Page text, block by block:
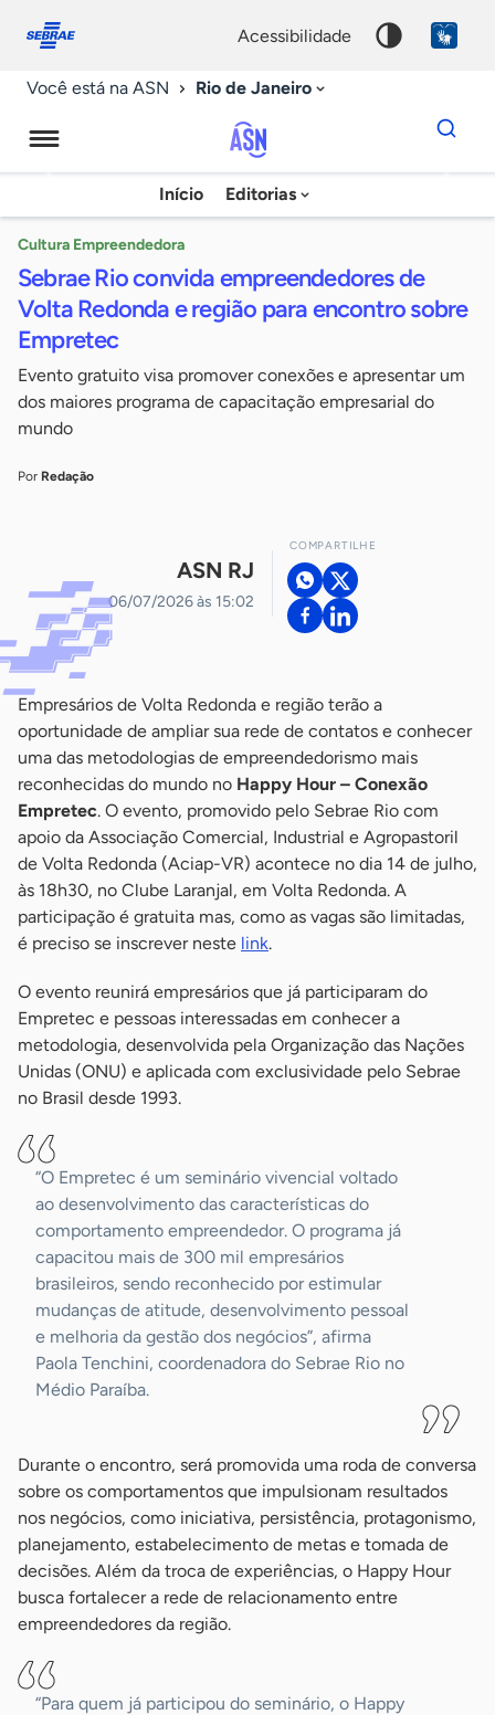
conosco
acessibilidade
Você está na ASN Rio de Janeiro
Agência
Sebrae
Notícias
Início Editorias
Dados
para
chave
Cultura Empreendedora
Sebrae Rio convida empreendedores de
Volta Redonda e região para encontro sobre
Empretec
Evento gratuito visa promover conexões e apresentar um
dos maiores programa de capacitação empresarial do
mundo
Por Redação
ASN RJ
06/07/2026 às 15:02
COMPARTILHE
Empresários de Volta Redonda e região terão a
oportunidade de ampliar sua rede de contatos e conhecer
uma das metodologias de empreendedorismo mais
reconhecidas do mundo no Happy Hour – Conexão
Empretec. O evento, promovido pelo Sebrae Rio com
apoio da Associação Comercial, Industrial e Agropastoril
de Volta Redonda (Aciap-VR) acontece no dia 14 de julho,
às 18h30, no Clube Laranjal, em Volta Redonda. A
participação é gratuita mas, como as vagas são limitadas,
é preciso se inscrever neste link.
O evento reunirá empresários que já participaram do
Empretec e pessoas interessadas em conhecer a
metodologia, desenvolvida pela Organização das Nações
Unidas (ONU) e aplicada com exclusividade pelo Sebrae
no Brasil desde 1993.
“O Empretec é um seminário vivencial voltado
ao desenvolvimento das características do
comportamento empreendedor. O programa já
capacitou mais de 300 mil empresários
brasileiros, sendo reconhecido por estimular
mudanças de atitude, desenvolvimento pessoal
e melhoria da gestão dos negócios”, afirma
Paola Tenchini, coordenadora do Sebrae Rio no
Médio Paraíba.
Durante o encontro, será promovida uma roda de conversa
sobre os comportamentos que impulsionam resultados
nos negócios, como iniciativa, persistência, protagonismo,
planejamento, estabelecimento de metas e tomada de
decisões. Além da troca de experiências, o Happy Hour
busca fortalecer a rede de relacionamento entre
empreendedores da região.
“Para quem já participou do seminário, o Happy